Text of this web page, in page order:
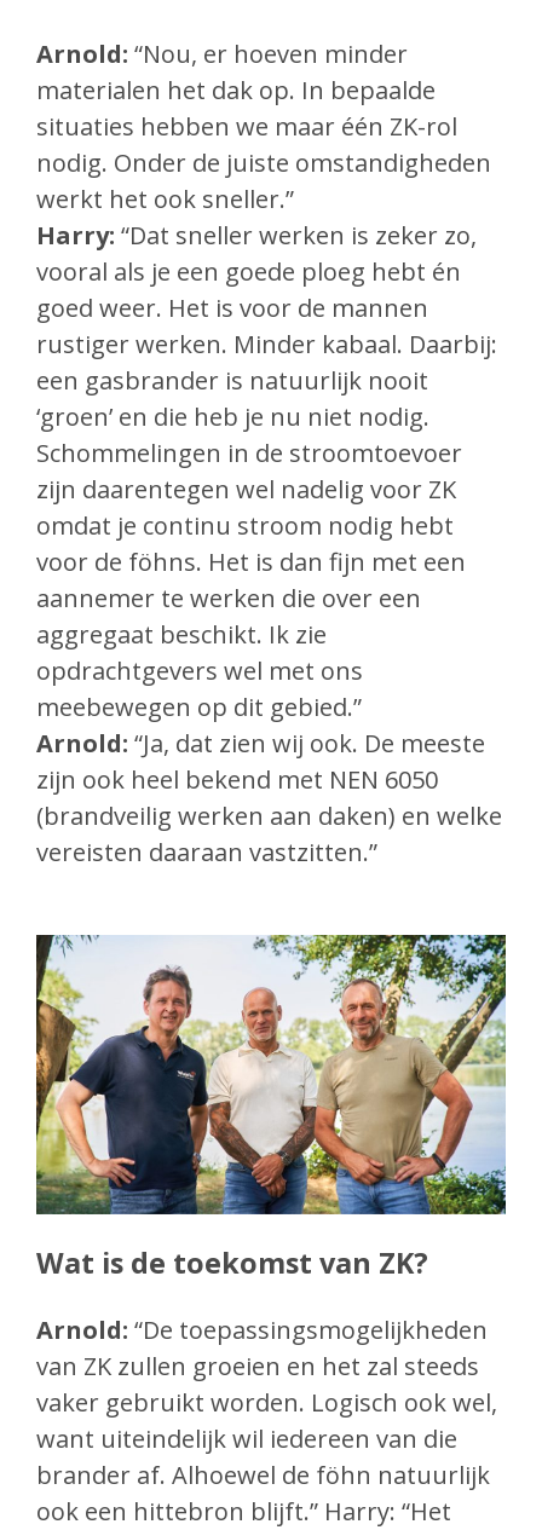
Arnold: “Nou, er hoeven minder
materialen het dak op. In bepaalde
situaties hebben we maar één ZK-rol
nodig. Onder de juiste omstandigheden
werkt het ook sneller.”
Harry: “Dat sneller werken is zeker zo,
vooral als je een goede ploeg hebt én
goed weer. Het is voor de mannen
rustiger werken. Minder kabaal. Daarbij:
een gasbrander is natuurlijk nooit
‘groen’ en die heb je nu niet nodig.
Schommelingen in de stroomtoevoer
zijn daarentegen wel nadelig voor ZK
omdat je continu stroom nodig hebt
voor de föhns. Het is dan fijn met een
aannemer te werken die over een
aggregaat beschikt. Ik zie
opdrachtgevers wel met ons
meebewegen op dit gebied.”
Arnold: “Ja, dat zien wij ook. De meeste
zijn ook heel bekend met NEN 6050
(brandveilig werken aan daken) en welke
vereisten daaraan vastzitten.”
Wat is de toekomst van ZK?
Arnold: “De toepassingsmogelijkheden
van ZK zullen groeien en het zal steeds
vaker gebruikt worden. Logisch ook wel,
want uiteindelijk wil iedereen van die
brander af. Alhoewel de föhn natuurlijk
ook een hittebron blijft.” Harry: “Het